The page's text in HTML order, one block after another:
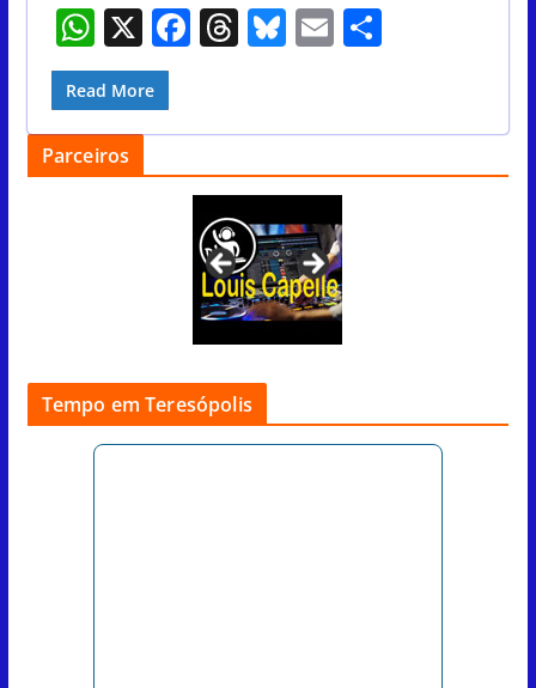
W
h
at
s
A
X F
e
b
o
o
k
T
a
d
s
Bl
sk
y
E
l
S
e
Read More
Parceiros
Tempo em Teresópolis